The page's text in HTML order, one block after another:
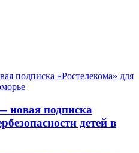
новая подписка
детей в